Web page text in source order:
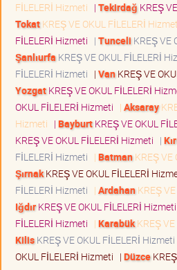
FİLELERİ Hizmeti | Tekirdağ KREŞ
TokatKREŞ VE OKUL FİLELERİ
FİLELERİ Hizmeti | Tunceli KREŞ VE
Şanlıurfa KREŞ VE OKUL FİLELERİ
FİLELERİ Hizmeti | VanKREŞ VE
YozgatKREŞ VE OKUL FİLELERİ
OKUL FİLELERİ Hizmeti | Aksaray
Hizmeti | BayburtKREŞ VE OKUL
KREŞ VE OKUL FİLELERİ Hizmeti |
FİLELERİ Hizmeti | BatmanKREŞ VE
ŞırnakKREŞ VE OKUL FİLELERİ
FİLELERİ Hizmeti | ArdahanKREŞ
IğdırKREŞ VE OKUL FİLELERİ Hizmeti
FİLELERİ Hizmeti | KarabükKREŞ VE
KilisKREŞ VE OKUL FİLELERİ Hizmeti
OKUL FİLELERİ Hizmeti | Düzce